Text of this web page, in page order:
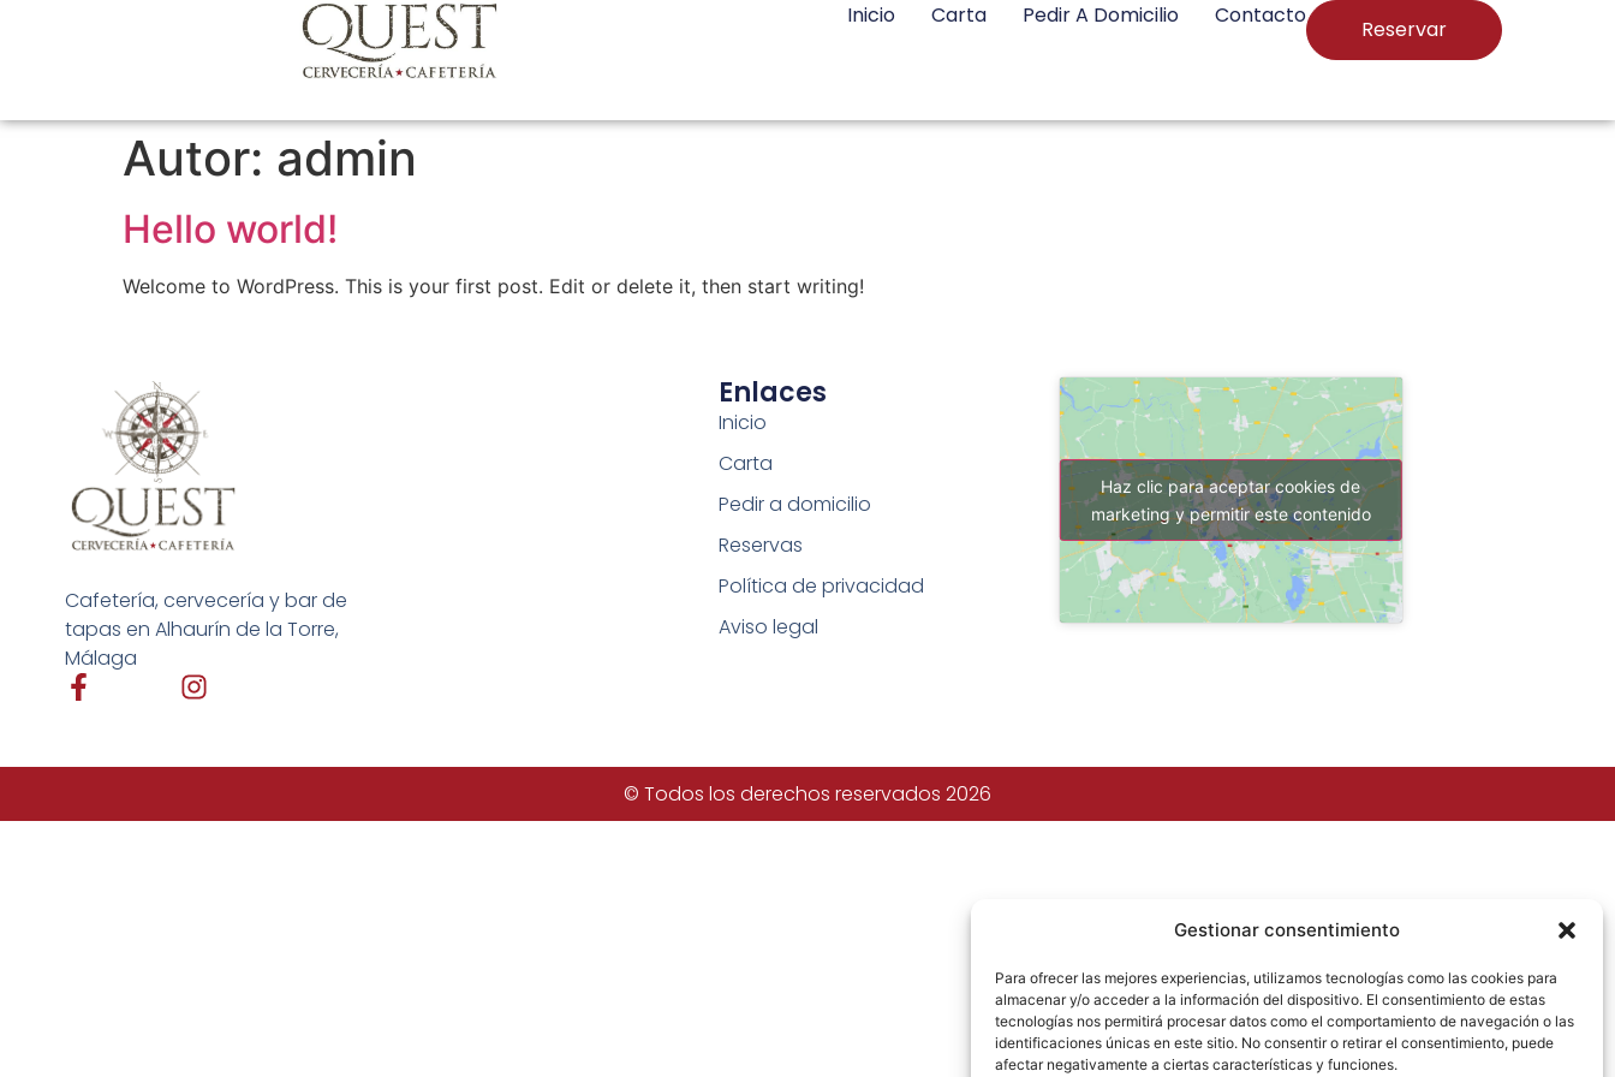
Gestionar consentimiento
Para ofrecer las mejores experiencias, utilizamos tecnologías como las cookies para
almacenar y/o acceder a la información del dispositivo. El consentimiento de estas
tecnologías nos permitirá procesar datos como el comportamiento de navegación o las
identificaciones únicas en este sitio. No consentir o retirar el consentimiento, puede
afectar negativamente a ciertas características y funciones.
Inicio Carta Pedir A Domicilio Contacto
Reservar
Autor: admin
Hello world!
Welcome to WordPress. This is your first post. Edit or delete it, then start writing!
Cafetería, cervecería y bar de
tapas en Alhaurín de la Torre,
Málaga
Enlaces
Inicio
Carta
Pedir a domicilio
Reservas
Política de privacidad
Aviso legal
Haz clic para aceptar cookies de
marketing y permitir este contenido
© Todos los derechos reservados 2026